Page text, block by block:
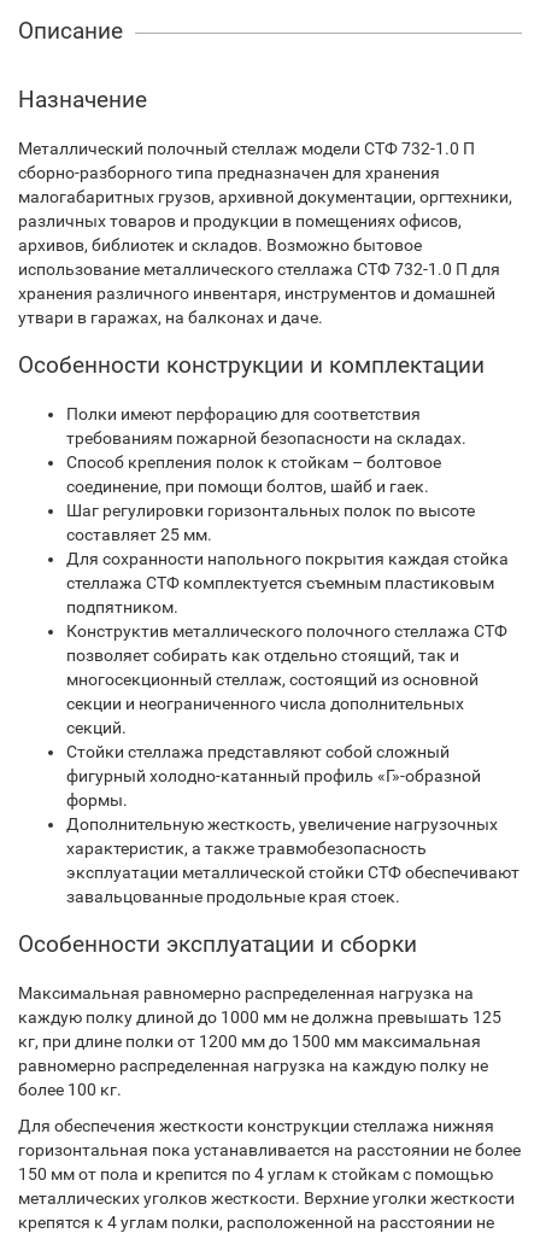
Описание
Назначение
Металлический полочный стеллаж модели СТФ 732-1.0 П
сборно-разборного типа предназначен для хранения
малогабаритных грузов, архивной документации, оргтехники,
различных товаров и продукции в помещениях офисов,
архивов, библиотек и складов. Возможно бытовое
использование металлического стеллажа СТФ 732-1.0 П для
хранения различного инвентаря, инструментов и домашней
утвари в гаражах, на балконах и даче.
Особенности конструкции и комплектации
Полки имеют перфорацию для соответствия
требованиям пожарной безопасности на складах.
Способ крепления полок к стойкам – болтовое
соединение, при помощи болтов, шайб и гаек.
Шаг регулировки горизонтальных полок по высоте
составляет 25 мм.
Для сохранности напольного покрытия каждая стойка
стеллажа СТФ комплектуется съемным пластиковым
подпятником.
Конструктив металлического полочного стеллажа СТФ
позволяет собирать как отдельно стоящий, так и
многосекционный стеллаж, состоящий из основной
секции и неограниченного числа дополнительных
секций.
Стойки стеллажа представляют собой сложный
фигурный холодно-катанный профиль «Г»-образной
формы.
Дополнительную жесткость, увеличение нагрузочных
характеристик, а также травмобезопасность
эксплуатации металлической стойки СТФ обеспечивают
завальцованные продольные края стоек.
Особенности эксплуатации и сборки
Максимальная равномерно распределенная нагрузка на
каждую полку длиной до 1000 мм не должна превышать 125
кг, при длине полки от 1200 мм до 1500 мм максимальная
равномерно распределенная нагрузка на каждую полку не
более 100 кг.
Для обеспечения жесткости конструкции стеллажа нижняя
горизонтальная пока устанавливается на расстоянии не более
150 мм от пола и крепится по 4 углам к стойкам с помощью
металлических уголков жесткости. Верхние уголки жесткости
крепятся к 4 углам полки, расположенной на расстоянии не